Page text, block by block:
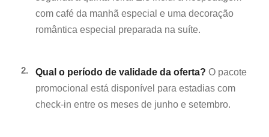
com café da manhã especial e uma decoração
romântica especial preparada na suíte.
2. Qual o período de validade da oferta? O pacote
promocional está disponível para estadias com
check-in entre os meses de junho e setembro.